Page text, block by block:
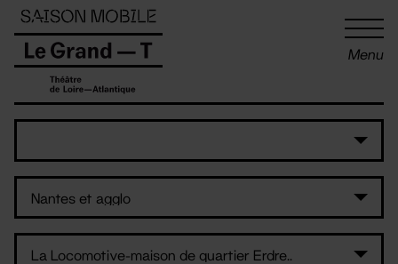
Menu
Panneau de gestion des cookies